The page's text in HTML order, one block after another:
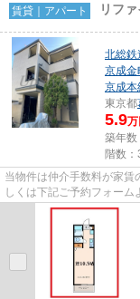
賃貸｜アパート リフ
北総鉄
京成金
京成本
東京都
5.9万
築年数
階数：
当物件は仲介手数料が家
しくは下記ご予約フォーム